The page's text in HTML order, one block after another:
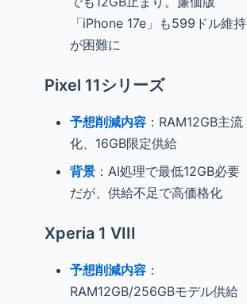
「iPhone 17e」も599ドル維持
が困難に
Pixel 11シリーズ
予想削減内容 ：RAM12GB主流
化、16GB限定供給
背景 ：AI処理で最低12GB必要
だが、供給不足で高価格化
Xperia 1 VIII
予想削減内容 ：
RAM12GB/256GBモデル供給